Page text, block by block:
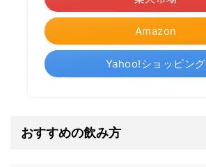
Amazon
Yahoo!ショッピング
おすすめの飲み方